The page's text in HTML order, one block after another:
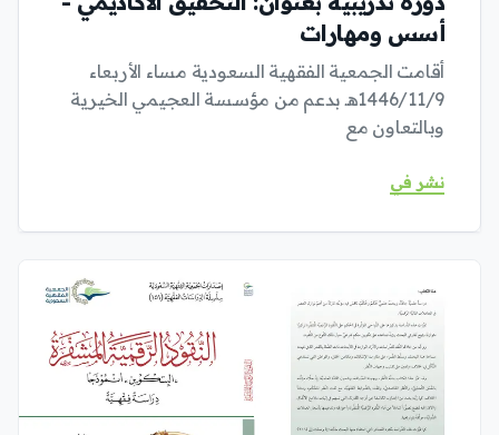
أسس ومهارات
أقامت الجمعية الفقهية السعودية مساء الأربعاء
1446/11/9هـ بدعم من مؤسسة العجيمي الخيرية
وبالتعاون مع
نشر في